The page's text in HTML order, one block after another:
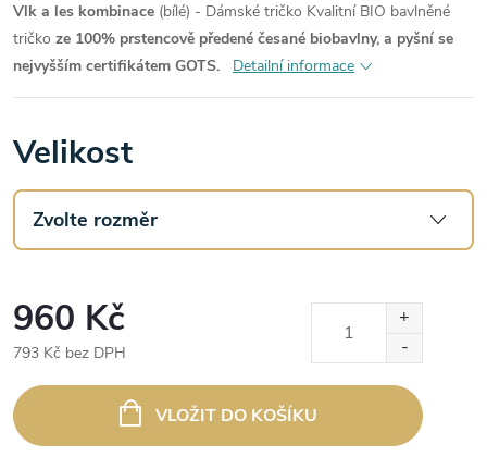
Vlk a les kombinace (bílé) - Dámské tričko Kvalitní BIO bavlněné
tričko ze 100% prstencově předené česané biobavlny, a pyšní se
nejvyšším certifikátem GOTS.
Detailní informace
Velikost
960 Kč
793 Kč bez DPH
cena:
VLOŽIT DO KOŠÍKU